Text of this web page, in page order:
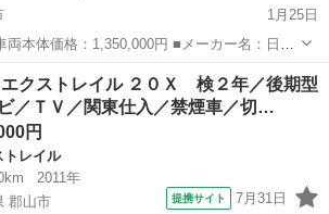
1月25日
20X ハイブリッド ■排気量：2,000cc ■年
■色...
ストレイル ハイブリッド
エクストレイル ２０Ｘ 検２年／後期型
／ＴＶ／関東仕入／禁煙車／切…
円
トレイル
2011年
郡山市
提携サイト 7月31日